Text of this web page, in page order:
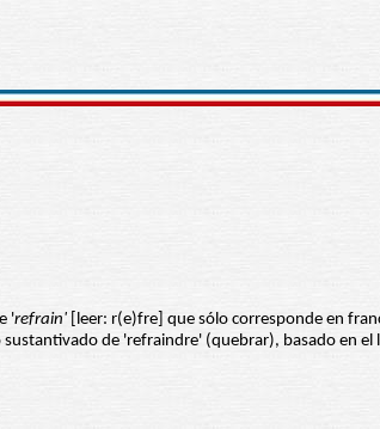
'refrain' [leer: r(e)fre] que sólo corresponde en
sustantivado de 'refraindre' (quebrar), basado en el